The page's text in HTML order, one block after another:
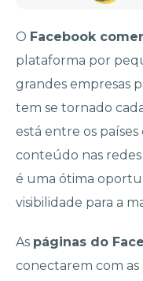
O Facebook
plataforma por
grandes empresas
tem se tornado
está entre os
conteúdo nas redes
é uma ótima
visibilidade para a
As páginas do
conectarem com as